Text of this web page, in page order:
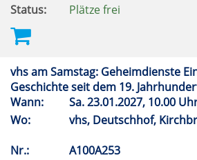
Status:
Plätze frei
vhs am Samstag: Geheimdienste
Geschichte seit dem 19.
Wann:
Sa.23.01.2027, 10.00
Wo:
vhs, Deutschhof,
Nr.:
A100A253